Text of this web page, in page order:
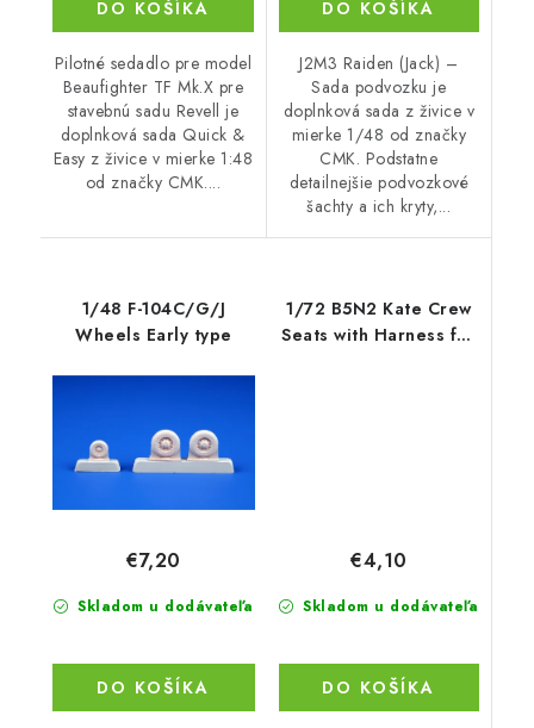
DO KOŠÍKA
Pilotné sedadlo pre model
Beaufighter TF Mk.X pre
stavebnú sadu Revell je
doplnková sada Quick &
Easy z živice v mierke 1:48
od značky CMK....
DO KOŠÍKA
J2M3 Raiden (Jack) –
Sada podvozku je
doplnková sada z živice v
mierke 1/48 od značky
CMK. Podstatne
detailnejšie podvozkové
šachty a ich kryty,...
1/48 F-104C/G/J
Wheels Early type
Skladom u dodávateľa
€7,20
DO KOŠÍKA
1/72 B5N2 Kate Crew
Seats with Harness for
Skladom u dodávateľa
€4,10
DO KOŠÍKA